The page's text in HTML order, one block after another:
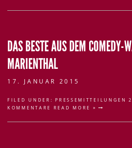
DAS BESTE AUS DEM COMEDY-
MARIENTHAL
17. JANUAR 2015
FILED UNDER:PRESSEMITTEILUNGEN
KOMMENTARE
READ MORE »